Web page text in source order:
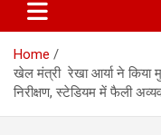
Home
खेल मंत्री रेखा आर्या ने किया
निरीक्षण, स्टेडियम में फैली